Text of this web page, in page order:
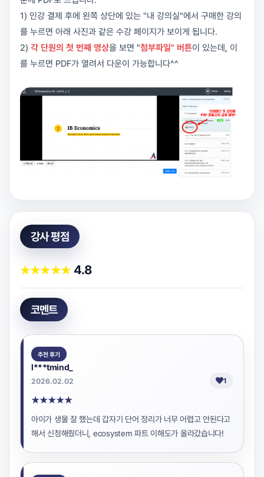
1) 인강 결제 후에 왼쪽 상단에 있는 "내 강의실"에서 구매한 강의
를 누르면 아래 사진과 같은 수강 페이지가 보이게 됩니다.
2) 각 단원의 첫 번째 영상을 보면 "첨부파일" 버튼이 있는데, 이
를 누르면 PDF가 열려서 다운이 가능합니다^^
강사 평점
★★★★★4.8
코멘트
추천 후기
l***tmind_
2026.02.02 1
★★★★★
아이가 생물 잘 했는데 갑자기 단어 정리가 너무 어렵고 안된다고
해서 신청해줬더니, ecosystem 파트 이해도가 올라갔습니다!